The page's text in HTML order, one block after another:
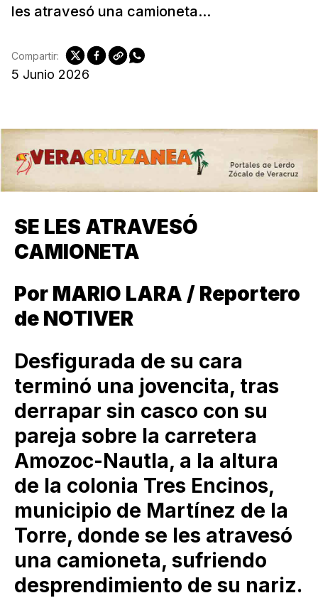
les atravesó una camioneta...
5 Junio 2026
Compartir:
SE LES ATRAVESÓ
CAMIONETA
Por MARIO LARA / Reportero
de NOTIVER
Desfigurada de su cara
terminó una jovencita, tras
derrapar sin casco con su
pareja sobre la carretera
Amozoc-Nautla, a la altura
de la colonia Tres Encinos,
municipio de Martínez de la
Torre, donde se les atravesó
una camioneta, sufriendo
desprendimiento de su nariz.